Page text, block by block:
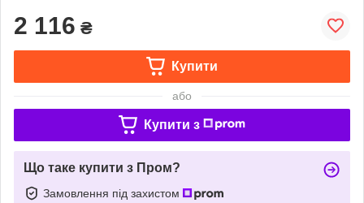
2 116 ₴
Купити
або
Купити з
Що таке купити з Пром?
Замовлення під захистом